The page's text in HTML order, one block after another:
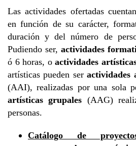
Las actividades ofertadas
en función de su carácter,
duración y del número de
Pudiendo ser, actividades
ó 6 horas, oactividades
artísticas pueden seractividades
(AAI), realizadas por una sola
artísticas grupales (AAG)
personas.
Catálogo de